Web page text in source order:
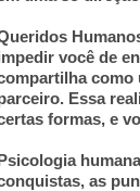
você de
como
Essa
formas, e
as